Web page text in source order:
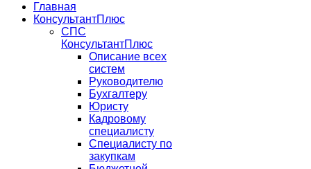
Главная
КонсультантПлюс
СПС
КонсультантПлюс
Описание всех
систем
Руководителю
Бухгалтеру
Юристу
Кадровому
специалисту
Специалисту по
закупкам